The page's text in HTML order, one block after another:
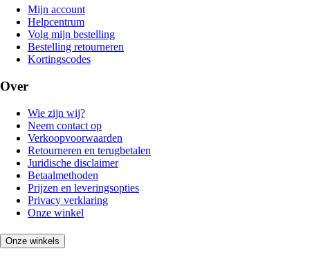
Mijn account
Helpcentrum
Volg mijn bestelling
Bestelling retourneren
Kortingscodes
Over
Wie zijn wij?
Neem contact op
Verkoopvoorwaarden
Retourneren en terugbetalen
Juridische disclaimer
Betaalmethoden
Prijzen en leveringsopties
Privacy verklaring
Onze winkel
Onze winkels